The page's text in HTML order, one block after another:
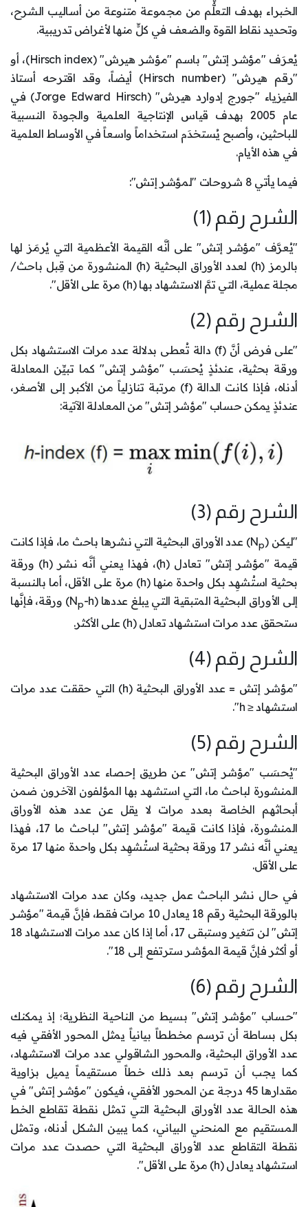
الخبراء بهدف التعلُّم من مجموعة متنوعة من أساليب الشرح،
وتحديد نقاط القوة والضعف في كلٍّ منها لأغراض تدريبية.
يُعرَف "مؤشر إتش" باسم "مؤشر هيرش" (Hirsch index)، أو
"رقم هيرش" (Hirsch number) أيضاً، وقد اقترحه أستاذ
الفيزياء "جورج إدوارد هيرش" (Jorge Edward Hirsch) في
عام 2005 بهدف قياس الإنتاجية العلمية والجودة النسبية
للباحثين، وأصبح يُستخدَم استخداماً واسعاً في الأوساط العلمية
في هذه الأيام.
فيما يأتي 8 شروحات "لمؤشر إتش":
الشرح رقم (1)
"يُعرَّف "مؤشر إتش" على أنَّه القيمة الأعظمية التي يُرمَز لها
بالرمز (h) لعدد الأوراق البحثية (h) المنشورة من قِبل باحث/
مجلة عملية، التي تمَّ الاستشهاد بها (h) مرة على الأقل".
الشرح رقم (2)
"على فرض أنَّ (f) دالة تُعطى بدلالة عدد مرات الاستشهاد بكل
ورقة بحثية، عندئذٍ يُحسَب "مؤشر إتش" كما تبيِّن المعادلة
أدناه، فإذا كانت الدالة (f) مرتبة تنازلياً من الأكبر إلى الأصغر،
عندئذٍ يمكن حساب "مؤشر إتش" من المعادلة الآتية:
الشرح رقم (3)
"ليكن (Np
) عدد الأوراق البحثية التي نشرها باحث ما، فإذا كانت
قيمة "مؤشر إتش" تعادل (h)، فهذا يعني أنَّه نشر (h) ورقة
بحثية استُشهِد بكل واحدة منها (h) مرة على الأقل، أما بالنسبة
إلى الأوراق البحثية المتبقية التي يبلغ عددها (N
p
-h) ورقة، فإنَّها
ستحقق عدد مرات استشهاد تعادل (h) على الأكثر.
الشرح رقم (4)
"مؤشر إتش = عدد الأوراق البحثية (h) التي حققت عدد مرات
استشهاد ≤ h".
الشرح رقم (5)
"يُحسَب "مؤشر إتش" عن طريق إحصاء عدد الأوراق البحثية
المنشورة لباحث ما، التي استشهد بها المؤلفون الآخرون ضمن
أبحاثهم الخاصة بعدد مرات لا يقل عن عدد هذه الأوراق
المنشورة، فإذا كانت قيمة "مؤشر إتش" لباحث ما 17، فهذا
يعني أنَّه نشر 17 ورقة بحثية استُشهِد بكل واحدة منها 17 مرة
على الأقل.
في حال نشر الباحث عمل جديد، وكان عدد مرات الاستشهاد
بالورقة البحثية رقم 18 يعادل 10 مرات فقط، فإنَّ قيمة "مؤشر
إتش" لن تتغير وستبقى 17، أما إذا كان عدد مرات الاستشهاد 18
أو أكثر فإنَّ قيمة المؤشر سترتفع إلى 18".
الشرح رقم (6)
"حساب "مؤشر إتش" بسيط من الناحية النظرية؛ إذ يمكنك
بكل بساطة أن ترسم مخططاً بيانياً يمثل المحور الأفقي فيه
عدد الأوراق البحثية، والمحور الشاقولي عدد مرات الاستشهاد،
كما يجب أن ترسم بعد ذلك خطاً مستقيماً يميل بزاوية
مقدارها 45 درجة عن المحور الأفقي، فيكون "مؤشر إتش" في
هذه الحالة عدد الأوراق البحثية التي تمثل نقطة تقاطع الخط
المستقيم مع المنحني البياني، كما يبين الشكل أدناه، وتمثل
نقطة التقاطع عدد الأوراق البحثية التي حصدت عدد مرات
استشهاد يعادل (h) مرة على الأقل".